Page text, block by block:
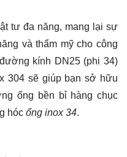
tư đa năng, mang lại sự
và thẩm mỹ cho công
kính DN25 (phi 34)
304 sẽ giúp bạn sở hữu
ống bền bỉ hàng chục
hóc ống inox 34.